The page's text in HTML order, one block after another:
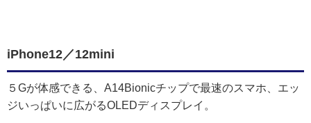
iPhone12／12mini
５Gが体感できる、A14Bionicチップで最速のスマホ、エッ
ジいっぱいに広がるOLEDディスプレイ。